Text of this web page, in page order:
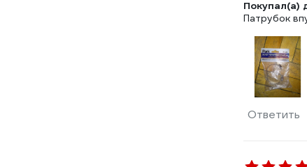
Покупал(а)
Патрубок
Ответить